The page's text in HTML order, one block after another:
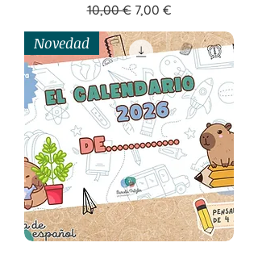
Precio
10,00 € Precio de oferta
7,00 €
Novedad